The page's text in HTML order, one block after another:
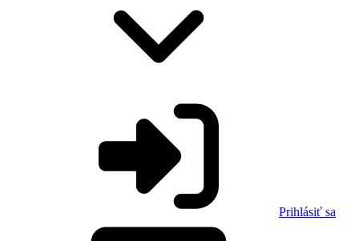
Prihlásiť sa